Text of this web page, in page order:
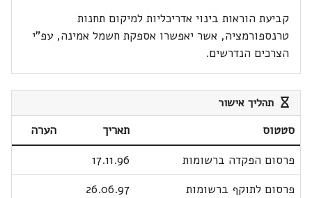
קביעת הוראות בינוי אדריכליות למיקום תחנות
טרנספורמציה, אשר יאפשרו אספקת חשמל אמינה, עפ"י
הצרכים הנדרשים.
תהליך אישור
סטטוס תאריך
הערה
פרסום הפקדה ברשומות
17.11.96
פרסום לתוקף ברשומות
26.06.97